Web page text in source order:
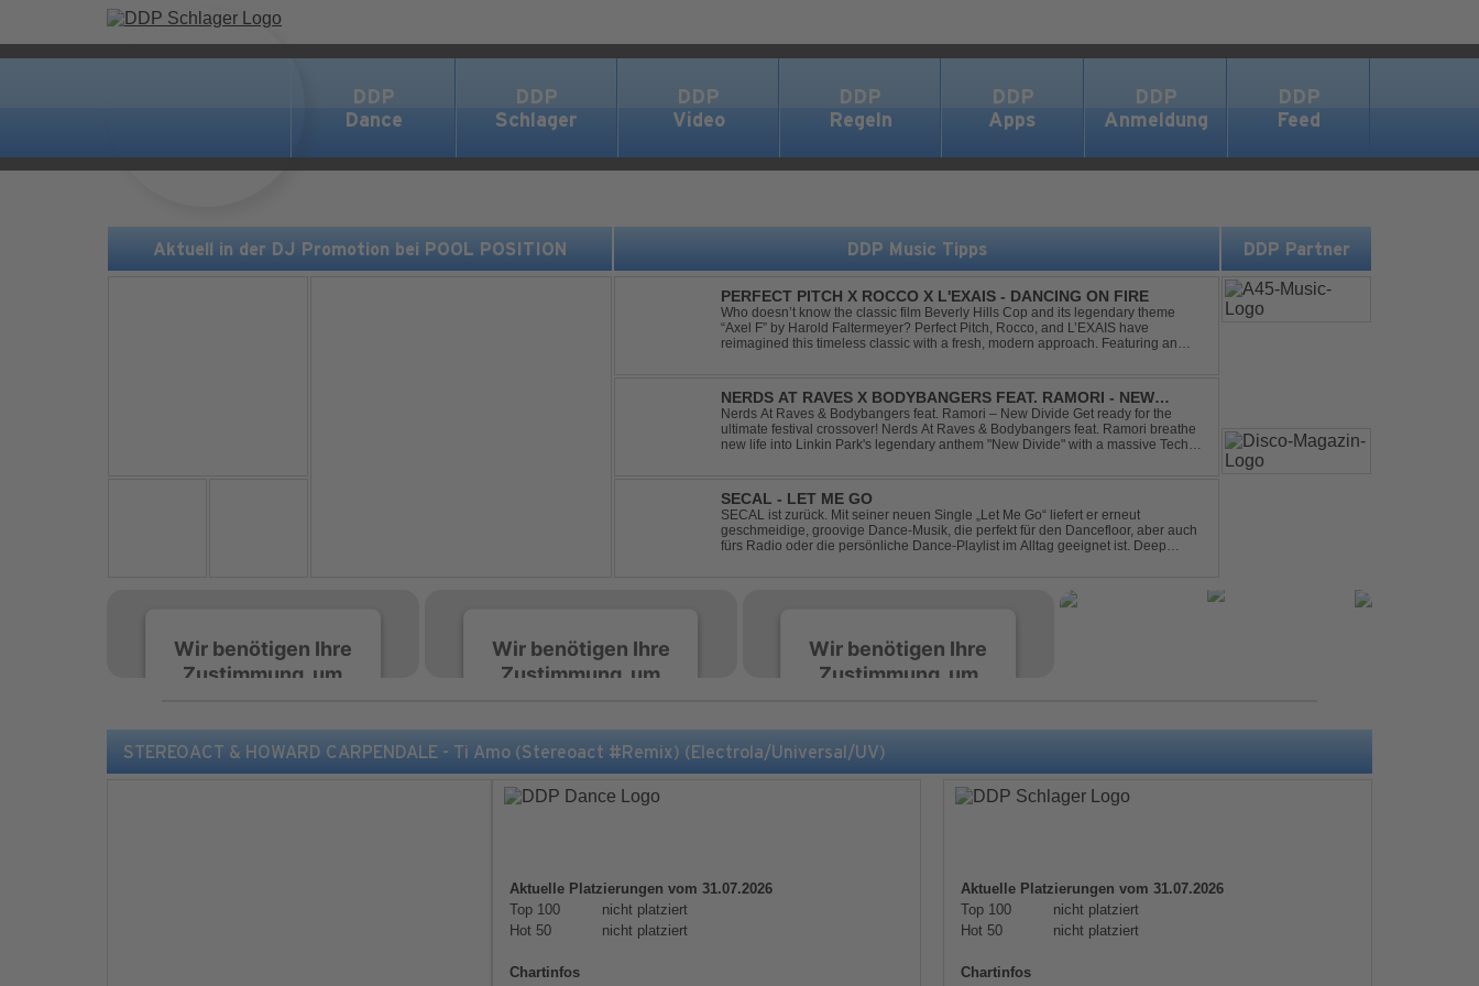
DDP
Dance
DDP
Schlager
DDP
Video
DDP
Regeln
DDP
Apps
DDP
Anmeldung
DDP
Feed
Aktuell in der DJ Promotion bei POOL POSITION DDP Music Tipps
PERFECT PITCH X ROCCO X L'EXAIS - DANCING ON FIRE
Who doesn’t know the classic film Beverly Hills Cop and its legendary theme
“Axel F” by Harold Faltermeyer? Perfect Pitch, Rocco, and L’EXAIS have
reimagined this timeless classic with a fresh, modern approach. Featuring an
NERDS AT RAVES X BODYBANGERS FEAT. RAMORI - NEW
DIVIDE
Nerds At Raves & Bodybangers feat. Ramori – New Divide Get ready for the
ultimate festival crossover! Nerds At Raves & Bodybangers feat. Ramori breathe
new life into Linkin Park's legendary anthem "New Divide" with a massive Techno
SECAL - LET ME GO
SECAL ist zurück. Mit seiner neuen Single „Let Me Go“ liefert er erneut
geschmeidige, groovige Dance-Musik, die perfekt für den Dancefloor, aber auch
fürs Radio oder die persönliche Dance-Playlist im Alltag geeignet ist. Deep
DDP Partner
Wir benötigen Ihre
Zustimmung, um
Service zu laden!
Wir verwenden Spotify,
Wir benötigen Ihre
Zustimmung, um
Service zu laden!
Wir verwenden Spotify,
um Inhalte einzubetten.
Bitte lesen Sie die Details
durch und stimmen Sie
der Nutzung des Service
zu, um diese Inhalte
Wir benötigen Ihre
Zustimmung, um
Service zu laden!
Wir verwenden Spotify,
um Inhalte einzubetten.
Bitte lesen Sie die Details
durch und stimmen Sie
der Nutzung des Service
zu, um diese Inhalte
STEREOACT & HOWARD CARPENDALE - Ti Amo (Stereoact #Remix) (Electrola/Universal/UV)
Aktuelle Platzierungen vom 31.07.2026
Top 100
nicht platziert
Hot 50
nicht platziert
Chartinfos
Aktuelle Platzierungen vom 31.07.2026
Top 100
nicht platziert
Hot 50
nicht platziert
Chartinfos